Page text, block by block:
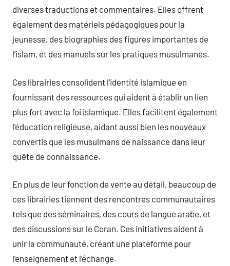
diverses traductions et commentaires. Elles offrent
également des matériels pédagogiques pour la
jeunesse, des biographies des figures importantes de
l’islam, et des manuels sur les pratiques musulmanes.
Ces librairies consolident l’identité islamique en
fournissant des ressources qui aident à établir un lien
plus fort avec la foi islamique. Elles facilitent également
l’éducation religieuse, aidant aussi bien les nouveaux
convertis que les musulmans de naissance dans leur
quête de connaissance.
En plus de leur fonction de vente au détail, beaucoup de
ces librairies tiennent des rencontres communautaires
tels que des séminaires, des cours de langue arabe, et
des discussions sur le Coran. Ces initiatives aident à
unir la communauté, créant une plateforme pour
l’enseignement et l’échange.